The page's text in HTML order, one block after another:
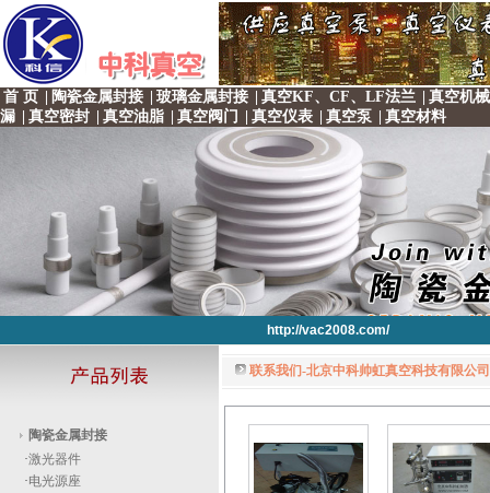
首 页 陶瓷金属封接 玻璃金属封接 真空KF、CF、LF法兰
真空机
漏
真空密封 真空油脂 真空阀门 真空仪表 真空泵 真空材料
http://vac2008.com/
http://vac2008.com/
http://vac2008.com/
http://vac2008.com/
陶瓷金属封接
·激光器件
·电光源座
联系我们-北京中科帅虹真空科技有限公